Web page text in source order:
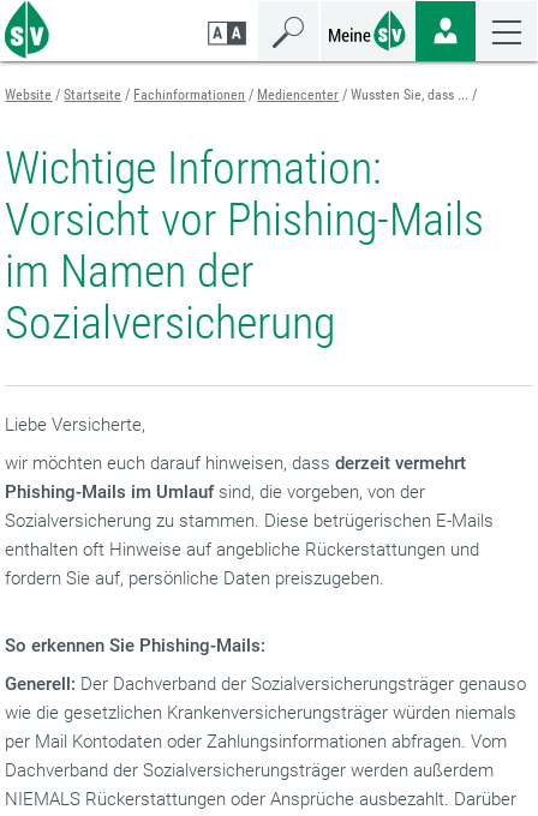
Zum
Seiteninhalt
springen
Zur
Navigation
springen
Zur
Mobilen
Navigation
springen
Website Startseite Fachinformationen Mediencenter Wussten Sie, dass ...
Wichtige Information:
Vorsicht vor Phishing-Mails
im Namen der
Sozialversicherung
Liebe Versicherte,
wir möchten euch darauf hinweisen, dassderzeit vermehrt
Phishing-Mails im Umlaufsind, die vorgeben, von der
Sozialversicherung zu stammen. Diese betrügerischen E-Mails
enthalten oft Hinweise auf angebliche Rückerstattungen und
fordern Sie auf, persönliche Daten preiszugeben.
So erkennen Sie Phishing-Mails:
Generell: Der Dachverband der Sozialversicherungsträger genauso
wie die gesetzlichen Krankenversicherungsträger würden niemals
per Mail Kontodaten oder Zahlungsinformationen abfragen. Vom
Dachverband der Sozialversicherungsträger werden außerdem
NIEMALS Rückerstattungen oder Ansprüche ausbezahlt. Darüber